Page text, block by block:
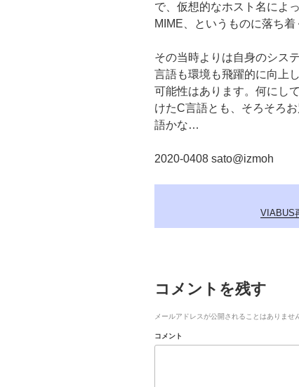
で、仮想的なホスト名によ
MIME、というものに落ち着
その当時よりは自身のシス
言語も環境も飛躍的に向上
可能性はあります。何にし
けたC言語とも、そろそろ
語かな…
2020-0408 sato@izmoh
VIABUS
コメントを残す
メールアドレスが公開されることはありませ
コメント